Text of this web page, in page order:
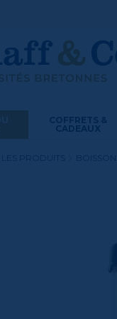
COFFRETS &
CADEAUX
PRODUITS BOISSONS